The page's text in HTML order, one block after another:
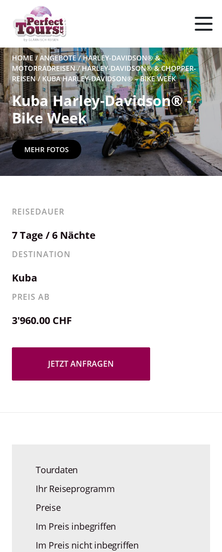
HOME/ANGEBOTE/HARLEY-DAVIDSON® &
MOTORRADREISEN/HARLEY-DAVIDSON® & CHOPPER-
REISEN/ KUBA HARLEY-DAVIDSON® – BIKE WEEK
Kuba Harley-Davidson® -
Bike Week
MEHR FOTOS
REISEDAUER
7 Tage / 6 Nächte
DESTINATION
Kuba
PREIS AB
3'960.00 CHF
JETZT ANFRAGEN
Tourdaten
Ihr Reiseprogramm
Preise
Im Preis inbegriffen
Im Preis nicht inbegriffen